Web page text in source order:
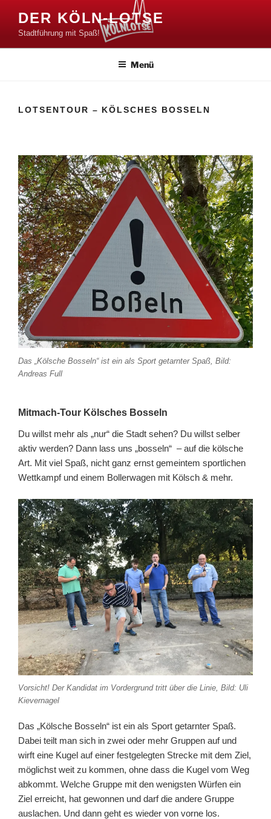
Inhalt
springen
DER KÖLN-LOTSE
Stadtführung mit Spaß!
Menü
LOTSENTOUR – KÖLSCHES BOSSELN
Das „Kölsche Bosseln“ ist ein als Sport getarnter Spaß, Bild:
Andreas Full
Mitmach-Tour Kölsches Bosseln
Du willst mehr als „nur“ die Stadt sehen? Du willst selber
aktiv werden? Dann lass uns „bosseln“ – auf die kölsche
Art. Mit viel Spaß, nicht ganz ernst gemeintem sportlichen
Wettkampf und einem Bollerwagen mit Kölsch & mehr.
Vorsicht! Der Kandidat im Vordergrund tritt über die Linie, Bild: Uli
Kievernagel
Das „Kölsche Bosseln“ ist ein als Sport getarnter Spaß.
Dabei teilt man sich in zwei oder mehr Gruppen auf und
wirft eine Kugel auf einer festgelegten Strecke mit dem Ziel,
möglichst weit zu kommen, ohne dass die Kugel vom Weg
abkommt. Welche Gruppe mit den wenigsten Würfen ein
Ziel erreicht, hat gewonnen und darf die andere Gruppe
auslachen. Und dann geht es wieder von vorne los.